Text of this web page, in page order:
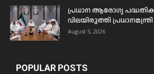
പ്രധാന ആരോഗ്യ
വിലയിരുത്തി പ്രധാനമന്ത്രി
August 5, 2026
POPULAR POSTS